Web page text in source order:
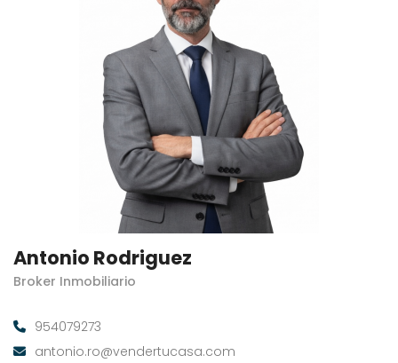
Antonio Rodriguez
Broker Inmobiliario
954079273
antonio.ro@vendertucasa.com